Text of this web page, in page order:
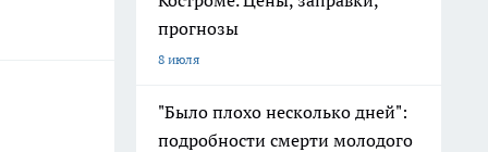
прогнозы
8 июля
"Было плохо несколько дней":
подробности смерти молодого